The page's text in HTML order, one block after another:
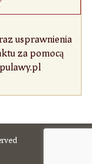
usprawnienia
za pomocą